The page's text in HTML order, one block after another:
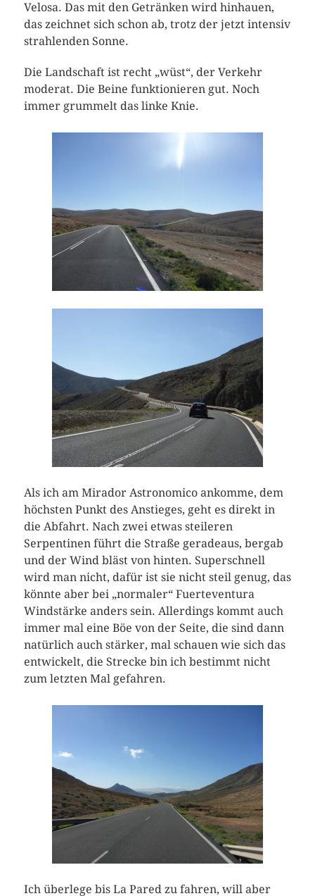
Velosa. Das mit den Getränken wird hinhauen,
das zeichnet sich schon ab, trotz der jetzt intensiv
strahlenden Sonne.
Die Landschaft ist recht „wüst“, der Verkehr
moderat. Die Beine funktionieren gut. Noch
immer grummelt das linke Knie.
Als ich am Mirador Astronomico ankomme, dem
höchsten Punkt des Anstieges, geht es direkt in
die Abfahrt. Nach zwei etwas steileren
Serpentinen führt die Straße geradeaus, bergab
und der Wind bläst von hinten. Superschnell
wird man nicht, dafür ist sie nicht steil genug, das
könnte aber bei „normaler“ Fuerteventura
Windstärke anders sein. Allerdings kommt auch
immer mal eine Böe von der Seite, die sind dann
natürlich auch stärker, mal schauen wie sich das
entwickelt, die Strecke bin ich bestimmt nicht
zum letzten Mal gefahren.
Ich überlege bis La Pared zu fahren, will aber